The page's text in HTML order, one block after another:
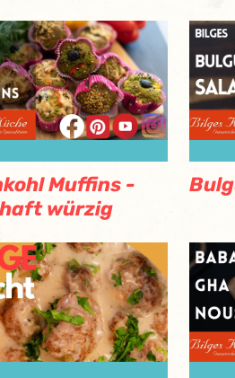
Muffins -
würzig